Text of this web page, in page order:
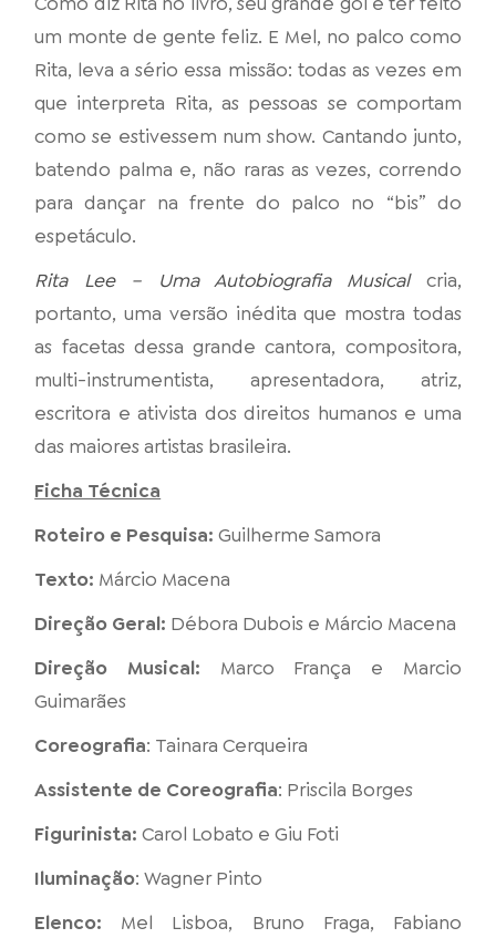
um monte de gente feliz. E Mel, no palco como
Rita, leva a sério essa missão: todas as vezes em
que interpreta Rita, as pessoas se comportam
como se estivessem num show. Cantando junto,
batendo palma e, não raras as vezes, correndo
para dançar na frente do palco no “bis” do
espetáculo.
Rita Lee – Uma Autobiografia Musicalcria,
portanto, uma versão inédita que mostra todas
as facetas dessa grande cantora, compositora,
multi-instrumentista, apresentadora, atriz,
escritora e ativista dos direitos humanos e uma
das maiores artistas brasileira.
Ficha Técnica
Roteiro e Pesquisa: Guilherme Samora
Texto: Márcio Macena
Direção Geral: Débora Dubois e Márcio Macena
Direção Musical: Marco França e Marcio
Guimarães
Coreografia: Tainara Cerqueira
Assistente de Coreografia: Priscila Borges
Figurinista:Carol Lobato e Giu Foti
Iluminação: Wagner Pinto
Elenco: Mel Lisboa, Bruno Fraga, Fabiano